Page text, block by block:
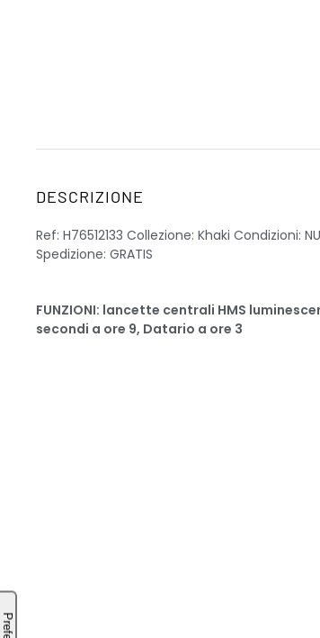
DESCRIZIONE
Ref: H76512133 Collezione: Khaki Condizioni:
Spedizione: GRATIS
FUNZIONI: lancette centrali HMS
secondi a ore 9, Datario a ore 3